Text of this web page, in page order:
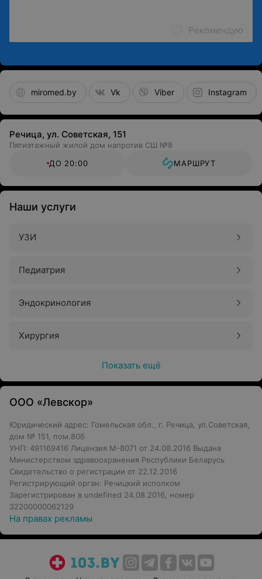
Рекомендую
miromed.by Vk Viber Instagram
Речица, ул. Советская, 151
Пятиэтажный жилой дом напротив СШ №8
ДО 20:00
МАРШРУТ
Наши услуги
УЗИ
Педиатрия
Эндокринология
Хирургия
Показать ещё
ООО «Левскор»
Юридический адрес: Гомельская обл., г. Речица, ул.Советская,
дом № 151, пом.80б
УНП: 491169416 Лицензия М-8071 от 24.08.2016 Выдана
Министерством здравоохранения Республики Беларусь
Свидетельство о регистрации от 22.12.2016
Регистрирующий орган: Речицкий исполком
Зарегистрирован в undefined 24.08.2016, номер
32200000062129
На правах рекламы